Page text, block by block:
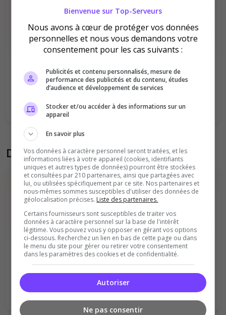
Il n'y a pas encore d'avis sur cette
Qualité
Staff du serveur
Ambiance
Disponibilité
Donner son avis sur la communauté
Vous devez être connecté pour ajouter
un avis sur ce serveur !
Se connecter S'inscrire
Bienvenue sur Top-Serveurs
Nous avons à cœur de protéger vos données
personnelles et nous vous demandons votre
consentement pour les cas suivants :
Publicités et contenu personnalisés, mesure de
performance des publicités et du contenu, études
d’audience et développement de services
Stocker et/ou accéder à des informations sur un
appareil
En savoir plus
Vos données à caractère personnel seront traitées, et les
informations liées à votre appareil (cookies, identifiants
uniques et autres types de données) pourront être stockées
et consultées par 210 partenaires, ainsi que partagées avec
lui, ou utilisées spécifiquement par ce site. Nos partenaires et
nous-mêmes sommes susceptibles d'utiliser des données de
géolocalisation précises. Liste des partenaires.
Certains fournisseurs sont susceptibles de traiter vos
données à caractère personnel sur la base de l'intérêt
légitime. Vous pouvez vous y opposer en gérant vos options
ci-dessous. Recherchez un lien en bas de cette page ou dans
le menu du site pour gérer ou retirer votre consentement
dans les paramètres des cookies et de confidentialité.
Autoriser
Ne pas consentir